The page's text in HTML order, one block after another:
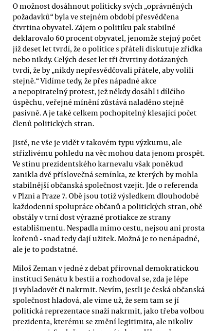
O možnost dosáhnout politicky svých „oprávněných
požadavků“ byla ve stejném období přesvědčena
čtvrtina obyvatel. Zájem o politiku pak stabilně
deklarovalo 60 procent obyvatel, jenomže stejný počet
již deset let tvrdí, že o politice s přáteli diskutuje zřídka
nebo nikdy. Celých deset let tři čtvrtiny dotázaných
tvrdí, že by „nikdy nepřesvědčovali přátele, aby volili
stejně.“ Vidíme tedy, že přes nápadné akce
a nepopiratelný protest, jež někdy dosáhl i dílčího
úspěchu, veřejné mínění zůstává naladěno stejně
pasivně. A je také celkem pochopitelný klesající počet
členů politických stran.
Jistě, ne vše je vidět v takovém typu výzkumu, ale
střízlivému pohledu na věc mohou data jenom prospět.
Ve stínu prezidentského karnevalu však poněkud
zanikla dvě příslovečná semínka, ze kterých by mohla
stabilnější občanská společnost vzejít. Jde o referenda
v Plzni a Praze 7. Obě jsou totiž výsledkem dlouhodobé
každodenní spolupráce občanů a politických stran, obě
obstály v trní dost výrazné protiakce ze strany
establišmentu. Nespadla mimo cestu, nejsou ani prosta
kořenů - snad tedy dají užitek. Možná je to nenápadné,
ale je to podstatné.
Miloš Zeman v jedné z debat přirovnal demokratickou
instituci Senátu k bestii a rozhodoval se, zda je lépe
ji vyhladovět či nakrmit. Nevím, jestli je česká občanská
společnost hladová, ale víme už, že sem tam se jí
politická reprezentace snaží nakrmit, jako třeba volbou
prezidenta, kterému se změní legitimita, ale nikoliv